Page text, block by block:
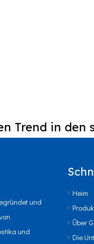
Trend in den
und
und
Heim
Über
Die